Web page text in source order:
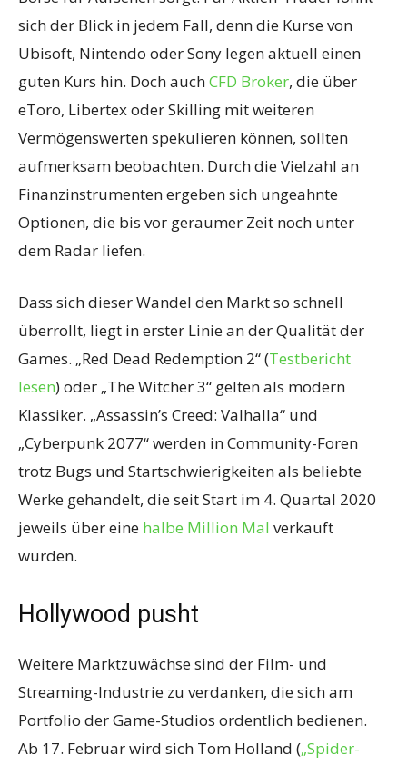
sich der Blick in jedem Fall, denn die Kurse von
Ubisoft, Nintendo oder Sony legen aktuell einen
guten Kurs hin. Doch auchCFD Broker, die über
eToro, Libertex oder Skilling mit weiteren
Vermögenswerten spekulieren können, sollten
aufmerksam beobachten. Durch die Vielzahl an
Finanzinstrumenten ergeben sich ungeahnte
Optionen, die bis vor geraumer Zeit noch unter
dem Radar liefen.
Dass sich dieser Wandel den Markt so schnell
überrollt, liegt in erster Linie an der Qualität der
Games. „Red Dead Redemption 2“ (Testbericht
lesen) oder „The Witcher 3“ gelten als modern
Klassiker. „Assassin’s Creed: Valhalla“ und
„Cyberpunk 2077“ werden in Community-Foren
trotz Bugs und Startschwierigkeiten als beliebte
Werke gehandelt, die seit Start im 4. Quartal 2020
jeweils über eine halbe Million Mal verkauft
wurden.
Hollywood pusht
Weitere Marktzuwächse sind der Film- und
Streaming-Industrie zu verdanken, die sich am
Portfolio der Game-Studios ordentlich bedienen.
Ab 17. Februar wird sich Tom Holland („Spider-